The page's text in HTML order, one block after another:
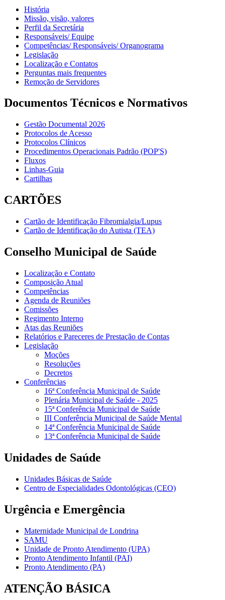
História
Missão, visão, valores
Perfil da Secretária
Responsáveis/ Equipe
Competências/ Responsáveis/ Organograma
Legislação
Localização e Contatos
Perguntas mais frequentes
Remoção de Servidores
Documentos Técnicos e Normativos
Gestão Documental 2026
Protocolos de Acesso
Protocolos Clínicos
Procedimentos Operacionais Padrão (POP'S)
Fluxos
Linhas-Guia
Cartilhas
CARTÕES
Cartão de Identificação Fibromialgia/Lupus
Cartão de Identificação do Autista (TEA)
Conselho Municipal de Saúde
Localização e Contato
Composição Atual
Competências
Agenda de Reuniões
Comissões
Regimento Interno
Atas das Reuniões
Relatórios e Pareceres de Prestação de Contas
Legislação
Moções
Resoluções
Decretos
Conferências
16ª Conferência Municipal de Saúde
Plenária Municipal de Saúde - 2025
15ª Conferência Municipal de Saúde
III Conferência Municipal de Saúde Mental
14ª Conferência Municipal de Saúde
13ª Conferência Municipal de Saúde
Unidades de Saúde
Unidades Básicas de Saúde
Centro de Especialidades Odontológicas (CEO)
Urgência e Emergência
Maternidade Municipal de Londrina
SAMU
Unidade de Pronto Atendimento (UPA)
Pronto Atendimento Infantil (PAI)
Pronto Atendimento (PA)
ATENÇÃO BÁSICA